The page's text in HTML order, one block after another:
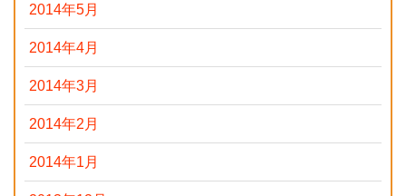
2014年5月
2014年4月
2014年3月
2014年2月
2014年1月